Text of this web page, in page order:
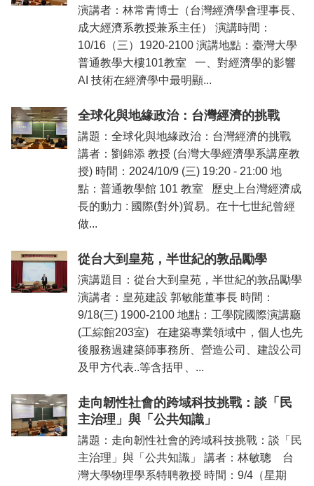
演講者：林常青博士（台灣經濟學會理事長、
成大經濟系教授兼系主任） 演講時間：
10/16（三）1920-2100 演講地點：臺灣大學
普通教學大樓101教室 一、對經濟學的影響
AI 技術在經濟學中最明顯...
全球化與地緣政治：台灣經濟的挑戰
講題：全球化與地緣政治：台灣經濟的挑戰
講者：劉錦添 教授 (台灣大學經濟學系講座教
授) 時間：2024/10/9 (三) 19:20 - 21:00 地
點：普通教學館 101 教室 歷史上台灣經濟成
長的動力 : 國際(對外)貿易。在十七世紀曾經
做...
從台大到皇苑，半世紀的敦品勵學
演講題目：從台大到皇苑，半世紀的敦品勵學
演講者：皇苑建設 郭敏能董事長 時間：
9/18(三) 1900-2100 地點：工學院國際演講廳
(工綜館203室) 在建築專業領域中，個人也先
後服務過建築師事務所、營造公司、建設公司
及甲方代表..等含括甲、...
走向韌性社會的跨域科技挑戰：談「民
主治理」與「公共知識」
講題：走向韌性社會的跨域科技挑戰：談「民
主治理」與「公共知識」 講者：林敏聰 台
灣大學物理學系特聘教授 時間：9/4（星期